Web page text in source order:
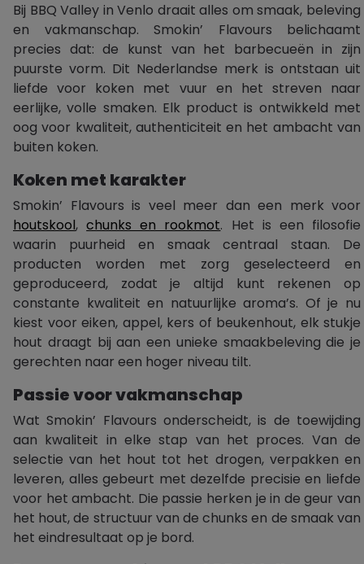
Bij BBQ Valley in Venlo draait alles om smaak, beleving
en vakmanschap. Smokin’ Flavours belichaamt
precies dat: de kunst van het barbecueën in zijn
puurste vorm. Dit Nederlandse merk is ontstaan uit
liefde voor koken met vuur en het streven naar
eerlijke, volle smaken. Elk product is ontwikkeld met
oog voor kwaliteit, authenticiteit en het ambacht van
buiten koken.
Koken met karakter
Smokin’ Flavours is veel meer dan een merk voor
houtskool,chunks en rookmot. Het is een filosofie
waarin puurheid en smaak centraal staan. De
producten worden met zorg geselecteerd en
geproduceerd, zodat je altijd kunt rekenen op
constante kwaliteit en natuurlijke aroma’s. Of je nu
kiest voor eiken, appel, kers of beukenhout, elk stukje
hout draagt bij aan een unieke smaakbeleving die je
gerechten naar een hoger niveau tilt.
Passie voor vakmanschap
Wat Smokin’ Flavours onderscheidt, is de toewijding
aan kwaliteit in elke stap van het proces. Van de
selectie van het hout tot het drogen, verpakken en
leveren, alles gebeurt met dezelfde precisie en liefde
voor het ambacht. Die passie herken je in de geur van
het hout, de structuur van de chunks en de smaak van
het eindresultaat op je bord.